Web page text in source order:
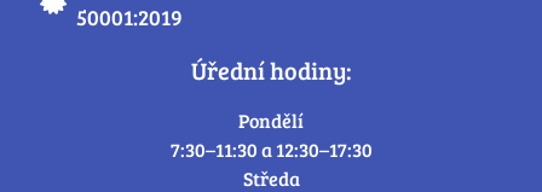
50001:2019
Úřední hodiny:
Pondělí
7:30–11:30 a 12:30–17:30
Středa